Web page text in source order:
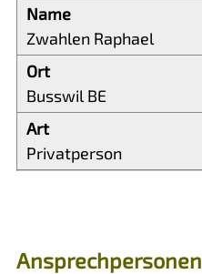
Zwahlen Raphael
Busswil BE
Privatperson
Ansprechpersonen